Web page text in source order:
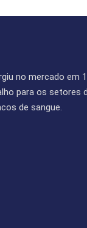
no mercado em
para os setores
de sangue.